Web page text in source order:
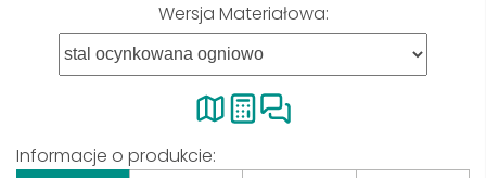
Wersja Materiałowa:
Informacje o produkcie: